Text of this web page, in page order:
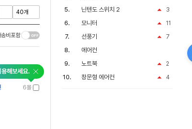
송비포함
용해보세요.
6몰
3
닌텐도 스위치 2
11
모니터
7
선풍기
에어컨
2
노트북
4
창문형 에어컨